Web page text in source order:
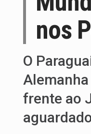
nos
O
frente ao